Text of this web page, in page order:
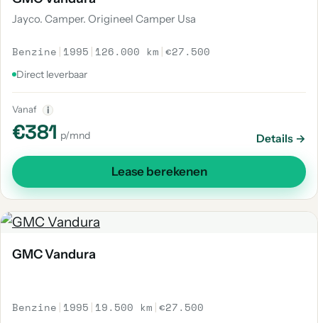
Jayco. Camper. Origineel Camper Usa
Benzine | 1995 | 126.000 km |€27.500
Direct leverbaar
Vanaf i
€381 p/mnd Details →
Lease berekenen
GMC Vandura
Benzine | 1995 | 19.500 km |€27.500